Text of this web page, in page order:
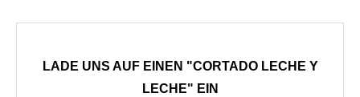
LADE UNS AUF EINEN "CORTADO LECHE Y
LECHE" EIN